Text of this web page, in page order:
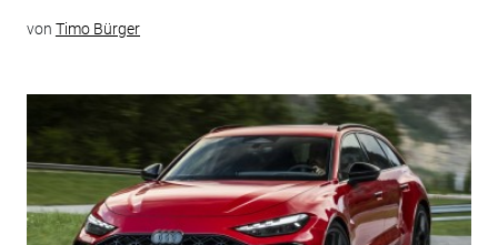
von Timo Bürger